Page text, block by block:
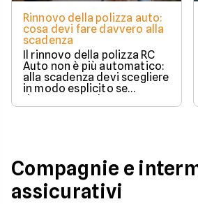
Rinnovo della polizza auto:
cosa devi fare davvero alla
scadenza
Il rinnovo della polizza RC
Auto non è più automatico:
alla scadenza devi scegliere
in modo esplicito se
rinnovare con la stessa
compagnia o stipulare un
Compagnie e
assicurativi